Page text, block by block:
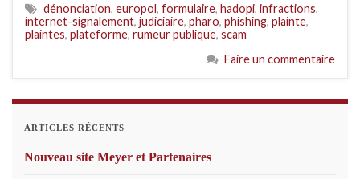
dénonciation, europol, formulaire, hadopi, infractions,
internet-signalement, judiciaire, pharo, phishing, plainte,
plaintes, plateforme, rumeur publique, scam
Faire un commentaire
ARTICLES RÉCENTS
Nouveau site Meyer et Partenaires